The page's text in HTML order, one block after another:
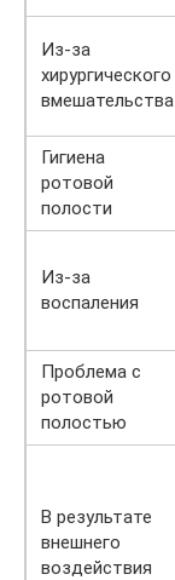
Из-за
хирургического
вмешательства
Гигиена
ротовой
полости
Из-за
воспаления
Проблема с
ротовой
полостью
В результате
внешнего
воздействия